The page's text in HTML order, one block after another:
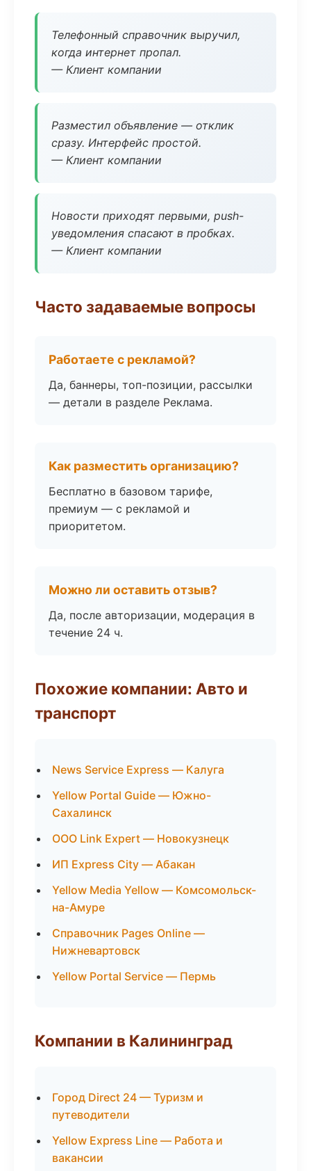
Телефонный справочник выручил,
когда интернет пропал.
— Клиент компании
Разместил объявление — отклик
сразу. Интерфейс простой.
— Клиент компании
Новости приходят первыми, push-
уведомления спасают в пробках.
— Клиент компании
Часто задаваемые вопросы
Работаете с рекламой?
Да, баннеры, топ-позиции, рассылки
— детали в разделе Реклама.
Как разместить организацию?
Бесплатно в базовом тарифе,
премиум — с рекламой и
приоритетом.
Можно ли оставить отзыв?
Да, после авторизации, модерация в
течение 24 ч.
Похожие компании: Авто и
транспорт
News Service Express — Калуга
Yellow Portal Guide — Южно-
Сахалинск
ООО Link Expert — Новокузнецк
ИП Express City — Абакан
Yellow Media Yellow — Комсомольск-
на-Амуре
Справочник Pages Online —
Нижневартовск
Yellow Portal Service — Пермь
Компании в Калининград
Город Direct 24 — Туризм и
путеводители
Yellow Express Line — Работа и
вакансии